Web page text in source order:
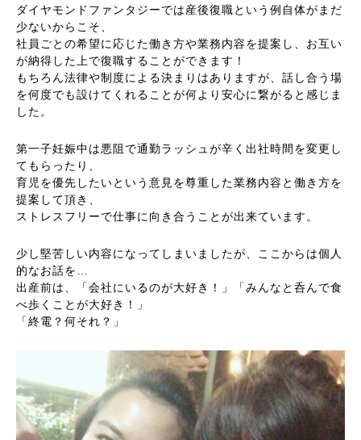
ダイヤモンドファンタジーでは産後復職という例自体がまだ
少ないからこそ、
社員ごとの希望に応じた働き方や業務内容を提案し、お互い
が納得した上で復職することができます！
もちろん法律や制度による決まりはありますが、話し合う場
を何度でも設けてくれることが何より安心に繋がると感じま
した。
第一子妊娠中は悪阻で通勤ラッシュが辛く出社時間を変更し
てもらったり、
育児を優先したいという意見を尊重した業務内容と働き方を
提案して頂き、
ストレスフリーで仕事に向き合うことが出来ています。
少し堅苦しい内容になってしまいましたが、ここからは個人
的なお話を…
出産前は、「会社にいるのが大好き！」「みんなと呑んで食
べ歩くことが大好き！」
「終電？何それ？」